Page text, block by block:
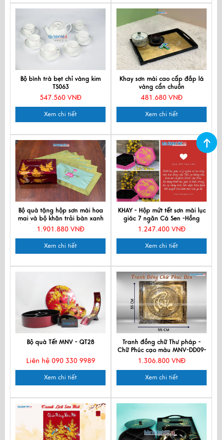
Khay sơn mài cao cấp đắp lá
vàng cẩn chuồn
35x24cmx3.5cm KSM323
481.680 VNĐ
Xem chi tiết
Bộ bình trà bẹt chỉ vàng kim
TS063
547.560 VNĐ
Xem chi tiết
KHAY - Hộp mứt tết sơn mài lục
giác 7 ngăn Cá Sen -Hồng
phấn QTTB-CS-6
1.247.400 VNĐ
Xem chi tiết
Bộ quà tặng hộp sơn mài hoa
mai và bộ khăn trải bàn xanh
lá thêu sen CBMNV-KLTB11.4
1.901.880 VNĐ
Xem chi tiết
Tranh đồng chữ Thư pháp -
Chữ Phúc cạo màu MNV-DD09-
3
1.306.800 VNĐ
Xem chi tiết
Bộ quà Tết MNV - QT28
Liên hệ 090 330 9989
Xem chi tiết